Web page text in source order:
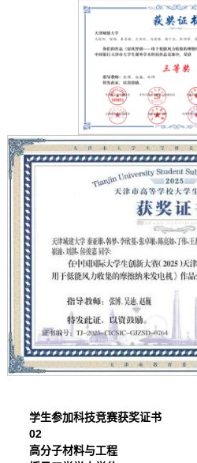
学生参加科技竞赛获奖证书
02
高分子材料与工程